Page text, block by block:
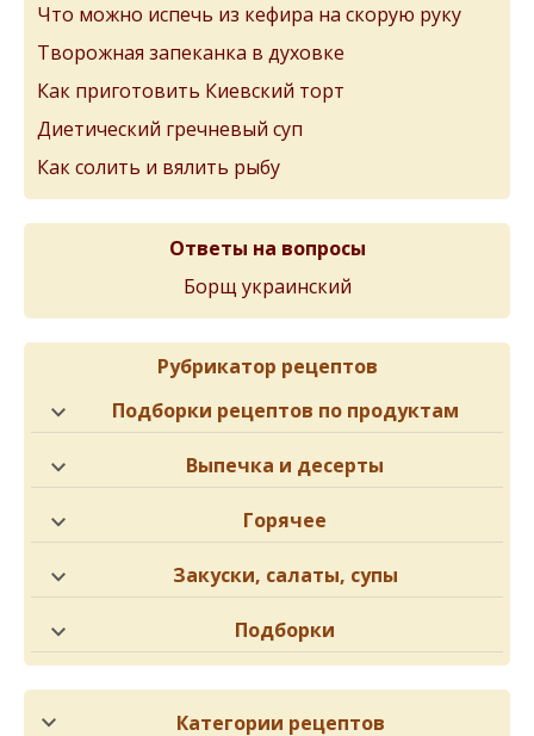
Что можно испечь из кефира на скорую руку
Творожная запеканка в духовке
Как приготовить Киевский торт
Диетический гречневый суп
Как солить и вялить рыбу
Ответы на вопросы
Борщ украинский
Рубрикатор рецептов
Подборки рецептов по продуктам
Выпечка и десерты
Горячее
Закуски, салаты, супы
Подборки
Категории рецептов